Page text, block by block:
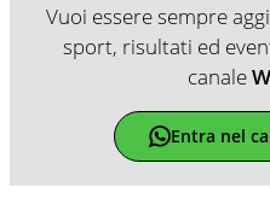
Vuoi essere sempre
sport, risultati ed
canale
Entra nel